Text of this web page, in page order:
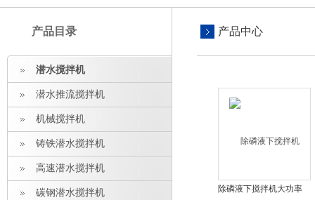
产品目录
潜水搅拌机
潜水推流搅拌机
机械搅拌机
铸铁潜水搅拌机
高速潜水搅拌机
碳钢潜水搅拌机
产品中心
除磷液下搅拌机大功率